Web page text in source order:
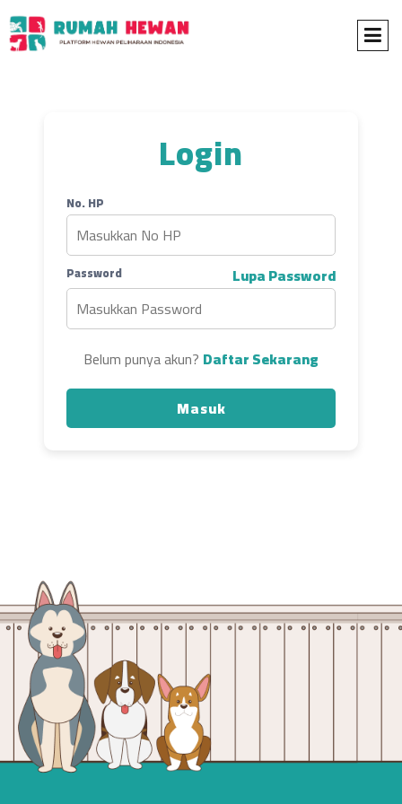
Login
No. HP
Password Lupa Password
Belum punya akun? Daftar Sekarang
Masuk